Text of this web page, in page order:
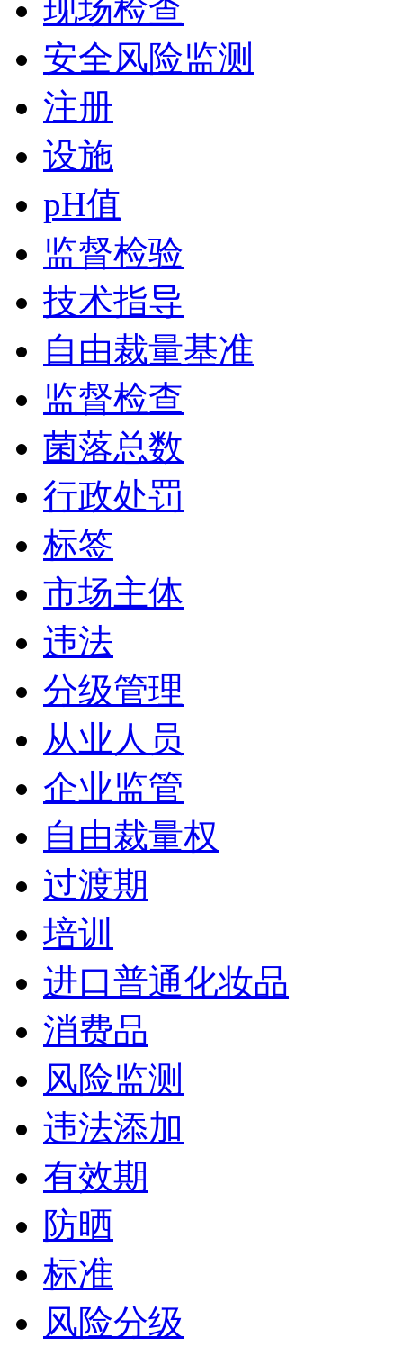
现场检查
安全风险监测
注册
设施
pH值
监督检验
技术指导
自由裁量基准
监督检查
菌落总数
行政处罚
标签
市场主体
违法
分级管理
从业人员
企业监管
自由裁量权
过渡期
培训
进口普通化妆品
消费品
风险监测
违法添加
有效期
防晒
标准
风险分级